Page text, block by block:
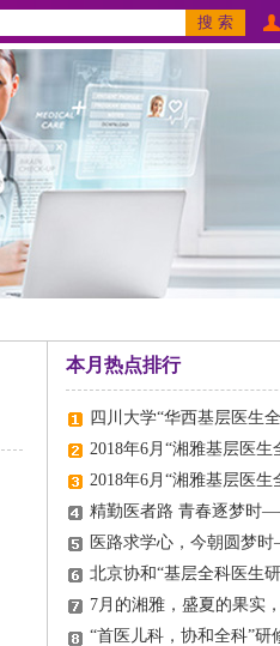
本月热点排行